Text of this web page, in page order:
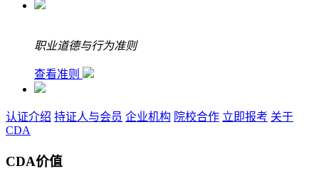
职业道德与行为准则
查看准则
认证介绍 持证人与会员 企业机构 院校合作 立即报考 关于
CDA
CDA价值